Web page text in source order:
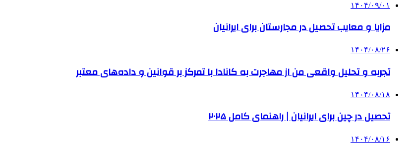
۱۴۰۴/۰۹/۰۱
مزایا و معایب تحصیل در مجارستان برای ایرانیان
۱۴۰۴/۰۸/۲۶
تجربه و تحلیل واقعی من از مهاجرت به کانادا با تمرکز بر قوانین و داده‌های معتبر
۱۴۰۴/۰۸/۱۸
تحصیل در چین برای ایرانیان | راهنمای کامل ۲۰۲۵
۱۴۰۴/۰۸/۱۶